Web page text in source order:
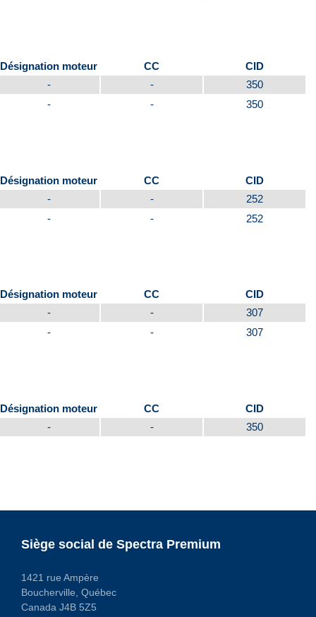
Désignation moteur CC CID
- - 350
- - 350
Désignation moteur CC CID
- - 252
- - 252
Désignation moteur CC CID
- - 307
- - 307
Désignation moteur CC CID
- - 350
Siège social de Spectra Premium
1421 rue Ampère
Boucherville, Québec
Canada J4B 5Z5